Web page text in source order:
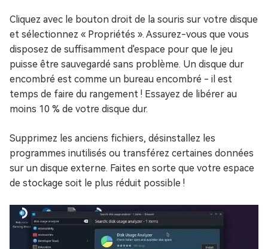
Cliquez avec le bouton droit de la souris sur votre disque
et sélectionnez « Propriétés ». Assurez-vous que vous
disposez de suffisamment d'espace pour que le jeu
puisse être sauvegardé sans problème. Un disque dur
encombré est comme un bureau encombré - il est
temps de faire du rangement ! Essayez de libérer au
moins 10 % de votre disque dur.
Supprimez les anciens fichiers, désinstallez les
programmes inutilisés ou transférez certaines données
sur un disque externe. Faites en sorte que votre espace
de stockage soit le plus réduit possible !